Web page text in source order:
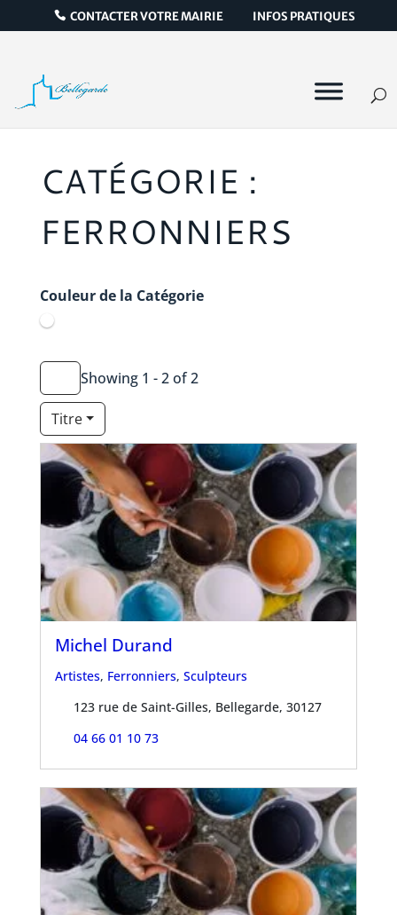
CONTACTER VOTRE MAIRIE INFOS PRATIQUES
CATÉGORIE :
FERRONNIERS
Couleur de la Catégorie
Showing 1 - 2 of 2
Titre
Michel Durand
Artistes, Ferronniers, Sculpteurs
123 rue de Saint-Gilles, Bellegarde, 30127
04 66 01 10 73